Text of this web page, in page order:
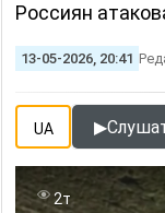
Россиян
13-05-2026, 20:41
UA ▶
2т